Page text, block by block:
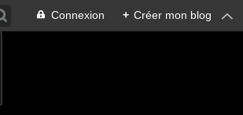
Connexion + Créer mon blog